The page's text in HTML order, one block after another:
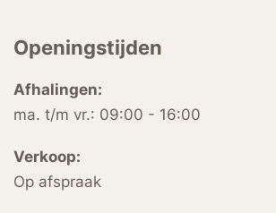
Openingstijden
Afhalingen:
ma. t/m vr.: 09:00 - 16:00
Verkoop:
Op afspraak